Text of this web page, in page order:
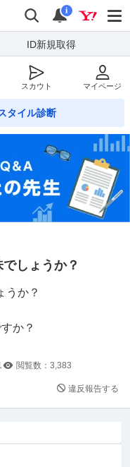
タログ
検索
通知
i
ID新規取得
スカウト マイページ
タイル診断
しょうか？
うか？
か？
閲覧数： 3,383
違反報告する